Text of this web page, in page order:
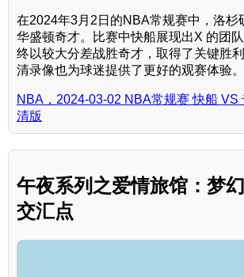
在2024年3月2日的NBA常规赛中，洛杉
华盛顿奇才。比赛中快船展现出X 的团
终以较大分差战胜奇才，取得了关键胜
清录像也为球迷提供了更好的观赛体验。
NBA，2024-03-02 NBA常规赛 快船 VS
清版
午夜系列之爱情旅馆：梦
交汇点